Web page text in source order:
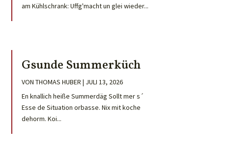
am Kühlschrank: Uffg'macht un glei wieder...
Gsunde Summerküch
VON THOMAS HUBER | JULI 13, 2026
En knallich heiße Summerdäg Sollt mer s´
Esse de Situation orbasse. Nix mit koche
dehorm. Koi...